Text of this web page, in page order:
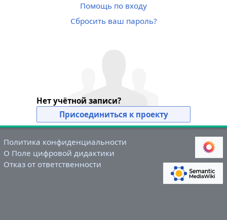
Помощь по входу
Сбросить ваш пароль?
Нет учётной записи?
Присоединиться к проекту
Политика конфиденциальности
О Поле цифровой дидактики
Отказ от ответственности